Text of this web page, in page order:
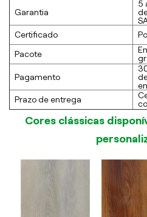
Garantia
5
Certificado
Pacote
Pagamento
Prazo de entrega
Cores clássicas